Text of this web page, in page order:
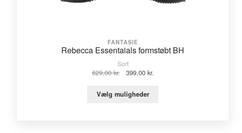
FANTASIE
Rebecca Essentaials formstøbt BH
Sort
629,00kr.
Den
pris
399,00 kr.
Vælg muligheder